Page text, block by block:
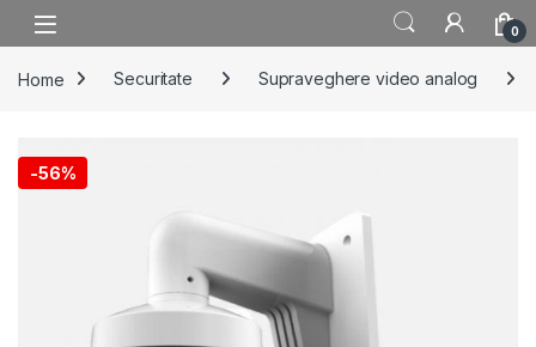
Skip to navigation
Skip to content
0
Home Securitate Supraveghere video analog
-56%